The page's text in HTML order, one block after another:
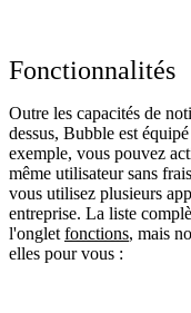
Fonctionnalités
Outre les capacités de
dessus, Bubble est
exemple, vous pouvez
même utilisateur sans
vous utilisez plusieurs
entreprise. La liste
l'onglet fonctions, mais
elles pour vous :